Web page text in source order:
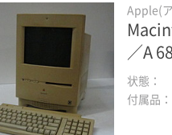
Apple(
／A
状態：
付属品：